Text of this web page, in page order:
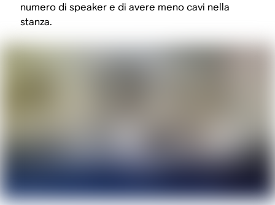
numero di speaker e di avere meno cavi nella
stanza.